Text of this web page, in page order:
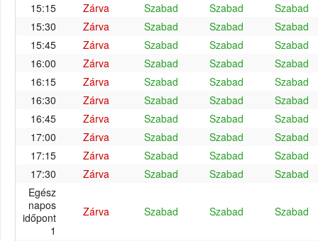
15:15
Zárva Szabad Szabad
Szabad
15:30
Zárva Szabad Szabad
Szabad
15:45
Zárva Szabad Szabad
Szabad
16:00
Zárva Szabad Szabad
Szabad
16:15
Zárva Szabad Szabad
Szabad
16:30
Zárva Szabad Szabad
Szabad
16:45
Zárva Szabad Szabad
Szabad
17:00
Zárva Szabad Szabad
Szabad
17:15
Zárva Szabad Szabad
Szabad
17:30
Zárva Szabad Szabad
Szabad
Egész
napos
időpont
1
Zárva Szabad Szabad Szabad